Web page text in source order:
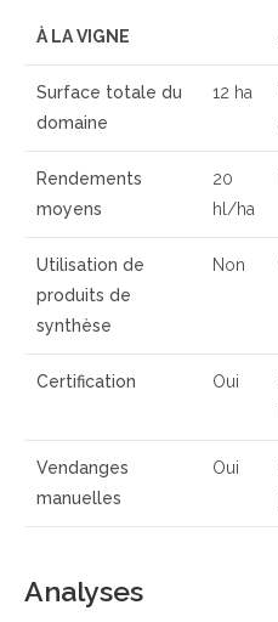
À LA VIGNE
Surface totale du
domaine
12 ha
Rendements
moyens
20
hl/ha
Utilisation de
produits de
synthèse
Non
Certification Oui
Vendanges
manuelles
Oui
Analyses